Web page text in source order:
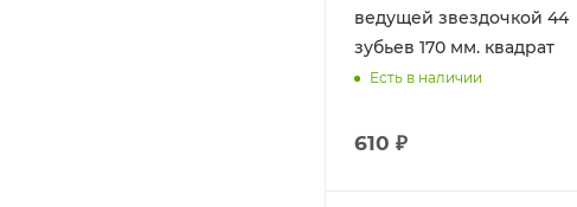
ведущей звездочкой 44
зубьев 170 мм. квадрат
Есть в наличии
610 ₽